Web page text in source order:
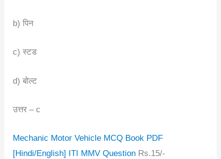
b) पिन
c) स्टड
d) बोल्ट
उत्तर – c
Mechanic Motor Vehicle MCQ Book PDF
[Hindi/English] ITI MMV Question Rs.15/-